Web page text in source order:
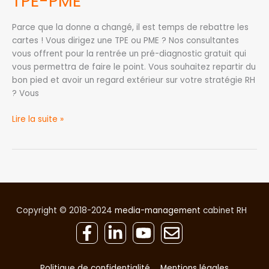
Parce que la donne a changé, il est temps de rebattre les
cartes ! Vous dirigez une TPE ou PME ? Nos consultantes
vous offrent pour la rentrée un pré-diagnostic gratuit qui
vous permettra de faire le point. Vous souhaitez repartir du
bon pied et avoir un regard extérieur sur votre stratégie RH
? Vous
Lire la suite »
Copyright © 2018-2024 media-management cabinet RH